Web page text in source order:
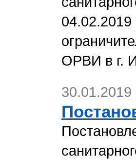
ОРВИ в г.
30.01.2019